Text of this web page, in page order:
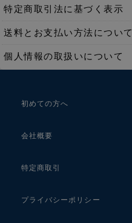
特定商取引法に基づく表示
送料とお支払い方法について
個人情報の取扱いについて
初めての方へ
会社概要
特定商取引
プライバシーポリシー